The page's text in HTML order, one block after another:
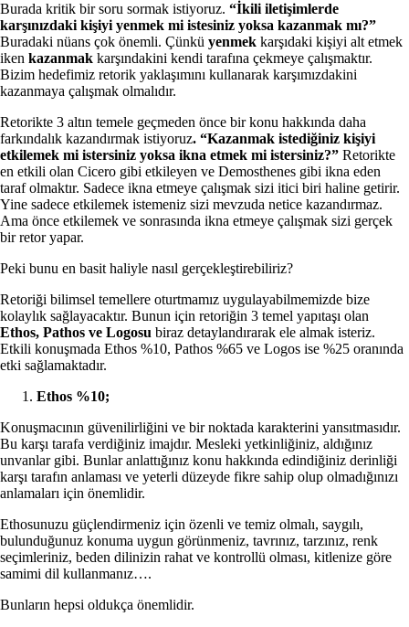
Burada kritik bir soru sormak istiyoruz. “İkili iletişimlerde
karşınızdaki kişiyi yenmek mi istesiniz yoksa kazanmak mı?”
Buradaki nüans çok önemli. Çünkü yenmek karşıdaki kişiyi alt etmek
iken kazanmak karşındakini kendi tarafına çekmeye çalışmaktır.
Bizim hedefimiz retorik yaklaşımını kullanarak karşımızdakini
kazanmaya çalışmak olmalıdır.
Retorikte 3 altın temele geçmeden önce bir konu hakkında daha
farkındalık kazandırmak istiyoruz. “Kazanmak istediğiniz kişiyi
etkilemek mi istersiniz yoksa ikna etmek mi istersiniz?” Retorikte
en etkili olan Cicero gibi etkileyen ve Demosthenes gibi ikna eden
taraf olmaktır. Sadece ikna etmeye çalışmak sizi itici biri haline getirir.
Yine sadece etkilemek istemeniz sizi mevzuda netice kazandırmaz.
Ama önce etkilemek ve sonrasında ikna etmeye çalışmak sizi gerçek
bir retor yapar.
Peki bunu en basit haliyle nasıl gerçekleştirebiliriz?
Retoriği bilimsel temellere oturtmamız uygulayabilmemizde bize
kolaylık sağlayacaktır. Bunun için retoriğin 3 temel yapıtaşı olan
Ethos, Pathos ve Logosu biraz detaylandırarak ele almak isteriz.
Etkili konuşmada Ethos %10, Pathos %65 ve Logos ise %25 oranında
etki sağlamaktadır.
Ethos %10;
Konuşmacının güvenilirliğini ve bir noktada karakterini yansıtmasıdır.
Bu karşı tarafa verdiğiniz imajdır. Mesleki yetkinliğiniz, aldığınız
unvanlar gibi. Bunlar anlattığınız konu hakkında edindiğiniz derinliği
karşı tarafın anlaması ve yeterli düzeyde fikre sahip olup olmadığınızı
anlamaları için önemlidir.
Ethosunuzu güçlendirmeniz için özenli ve temiz olmalı, saygılı,
bulunduğunuz konuma uygun görünmeniz, tavrınız, tarzınız, renk
seçimleriniz, beden dilinizin rahat ve kontrollü olması, kitlenize göre
samimi dil kullanmanız….
Bunların hepsi oldukça önemlidir.